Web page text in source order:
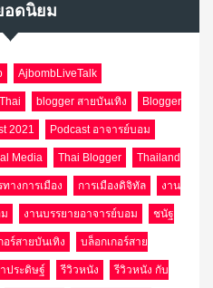
อดนิยม
AjbombLiveTalk
blogger สายบันเทิง Blogger
2021 Podcast อาจารย์บอม
Media Thai Blogger Thailand
างการเมือง การเมืองดิจิทัล งาน
งานบรรยายอาจารย์บอม ชนัฐ
อร์สายบันเทิง บล็อกเกอร์สาย
ประดิษฐ์ รีวิวหนัง รีวิวหนัง กับ